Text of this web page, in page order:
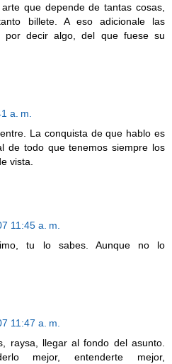
que depende de tantas cosas,
billete. A eso adicionale las
por decir algo, del que fuese su
a. m.
La conquista de que hablo es
de todo que tenemos siempre los
vista.
11:45 a. m.
tu lo sabes. Aunque no lo
11:47 a. m.
raysa, llegar al fondo del asunto.
mejor, entenderte mejor,